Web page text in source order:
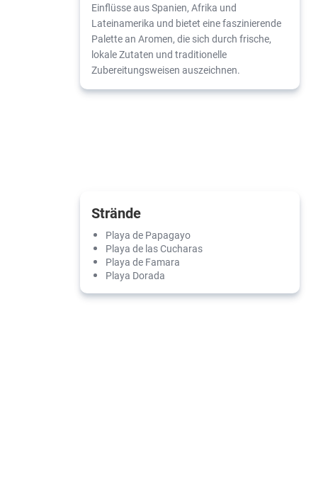
Einflüsse aus Spanien, Afrika und
Lateinamerika und bietet eine faszinierende
Palette an Aromen, die sich durch frische,
lokale Zutaten und traditionelle
Zubereitungsweisen auszeichnen.
Strände
Playa de Papagayo
Playa de las Cucharas
Playa de Famara
Playa Dorada